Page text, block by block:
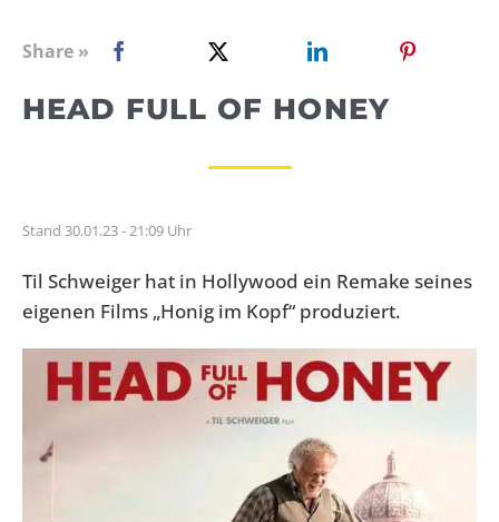
Share »
HEAD FULL OF HONEY
Stand 30.01.23 - 21:09 Uhr
Til Schweiger hat in Hollywood ein Remake seines
eigenen Films „Honig im Kopf“ produziert.